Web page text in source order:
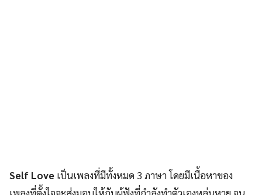
Self Love เป็นเพลงที่มีทั้งหมด 3 ภาษา โดยมีเนื้อหาของ